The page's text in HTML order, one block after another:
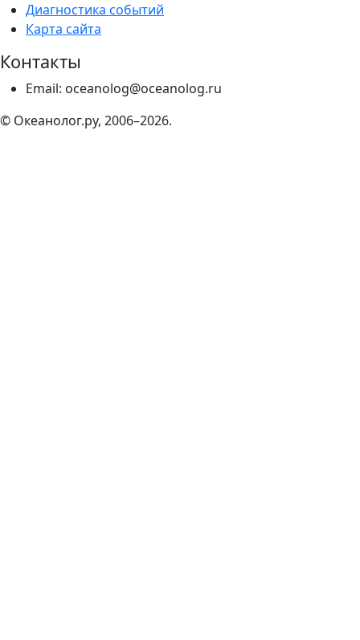
Диагностика событий
Карта сайта
Контакты
Email: oceanolog@oceanolog.ru
© Океанолог.ру, 2006–2026.